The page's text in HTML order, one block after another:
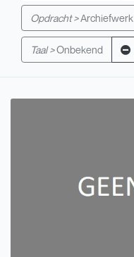
Opdracht >Archiefwerk
Taal >Onbekend